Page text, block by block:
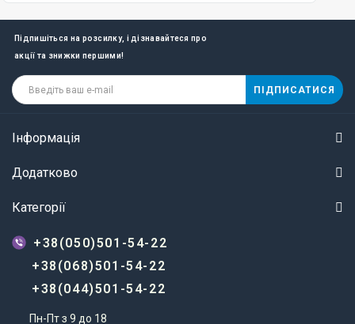
Підпишіться на розсилку, і дізнавайтеся про
акції та знижки першими!
ПІДПИСАТИСЯ
Інформація
Додатково
Категорії
+38(050)501-54-22
+38(068)501-54-22
+38(044)501-54-22
Пн-Пт з 9 до 18